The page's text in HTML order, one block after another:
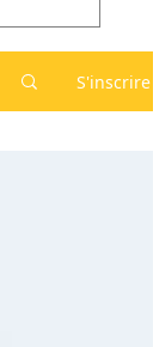
S'inscrire